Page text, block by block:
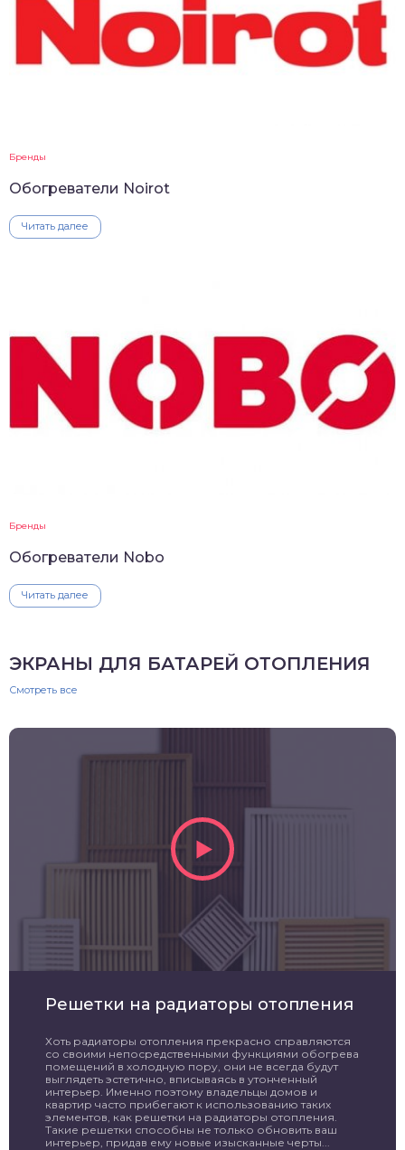
Бренды
Обогреватели Noirot
Читать далее
Бренды
Обогреватели Nobo
Читать далее
ЭКРАНЫ ДЛЯ БАТАРЕЙ ОТОПЛЕНИЯ
Смотреть все
Решетки на радиаторы отопления
Хоть радиаторы отопления прекрасно справляются
со своими непосредственными функциями обогрева
помещений в холодную пору, они не всегда будут
выглядеть эстетично, вписываясь в утонченный
интерьер. Именно поэтому владельцы домов и
квартир часто прибегают к использованию таких
элементов, как решетки на радиаторы отопления.
Такие решетки способны не только обновить ваш
интерьер, придав ему новые изысканные черты...